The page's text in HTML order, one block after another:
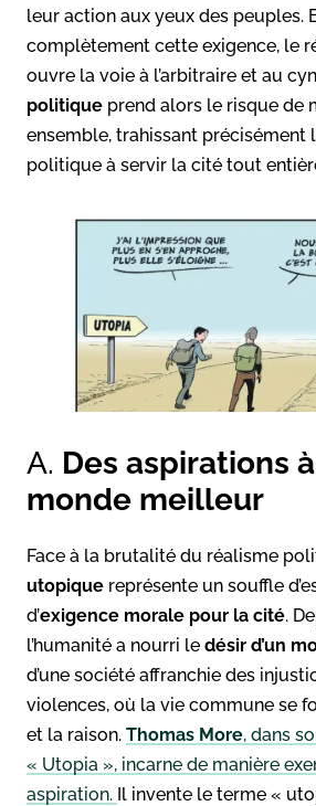
leur action aux yeux des peuples.
complètement cette exigence, le
ouvre la voie à l’arbitraire et au
politique prend alors le risque de
ensemble, trahissant précisément
politique à servir la cité tout
A. Des aspirations
monde meilleur
Face à la brutalité du réalisme
utopique représente un souffle
d’exigence morale pour la cité.
l’humanité a nourri le désir d’un
d’une société affranchie des
violences, où la vie commune se
et la raison. Thomas More, dans
« Utopia », incarne de manière
aspiration. Il invente le terme «